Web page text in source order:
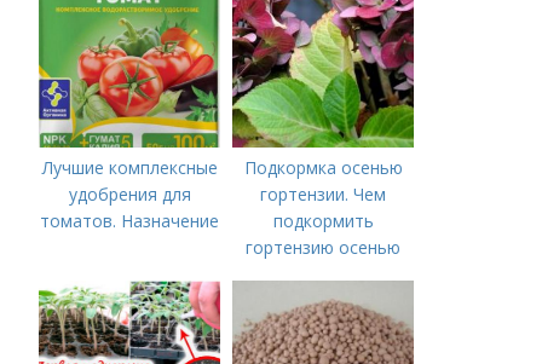
томатов
Лучшие комплексные
удобрения для
томатов. Назначение
Подкормка осенью
гортензии. Чем
подкормить
гортензию осенью